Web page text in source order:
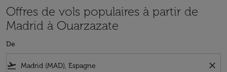
Offres de vols populaires à partir de
Madrid à Ouarzazate
De
flight_takeoff close